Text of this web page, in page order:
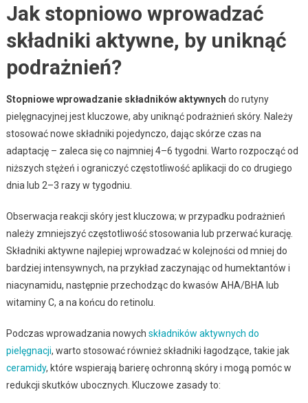
Jak stopniowo wprowadzać
składniki aktywne, by uniknąć
podrażnień?
Stopniowe wprowadzanie składników aktywnych do rutyny
pielęgnacyjnej jest kluczowe, aby uniknąć podrażnień skóry. Należy
stosować nowe składniki pojedynczo, dając skórze czas na
adaptację – zaleca się co najmniej 4–6 tygodni. Warto rozpocząć od
niższych stężeń i ograniczyć częstotliwość aplikacji do co drugiego
dnia lub 2–3 razy w tygodniu.
Obserwacja reakcji skóry jest kluczowa; w przypadku podrażnień
należy zmniejszyć częstotliwość stosowania lub przerwać kurację.
Składniki aktywne najlepiej wprowadzać w kolejności od mniej do
bardziej intensywnych, na przykład zaczynając od humektantów i
niacynamidu, następnie przechodząc do kwasów AHA/BHA lub
witaminy C, a na końcu do retinolu.
Podczas wprowadzania nowych składników aktywnych do
pielęgnacji, warto stosować również składniki łagodzące, takie jak
ceramidy, które wspierają barierę ochronną skóry i mogą pomóc w
redukcji skutków ubocznych. Kluczowe zasady to: